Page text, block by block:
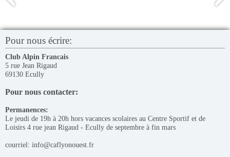
Pour nous écrire:
Club Alpin Francais
5 rue Jean Rigaud
69130 Ecully
Pour nous contacter:
Permanences:
Le jeudi de 19h à 20h hors vacances scolaires au Centre Sportif et de
Loisirs 4 rue jean Rigaud - Ecully de septembre à fin mars
courriel: info@caflyonouest.fr